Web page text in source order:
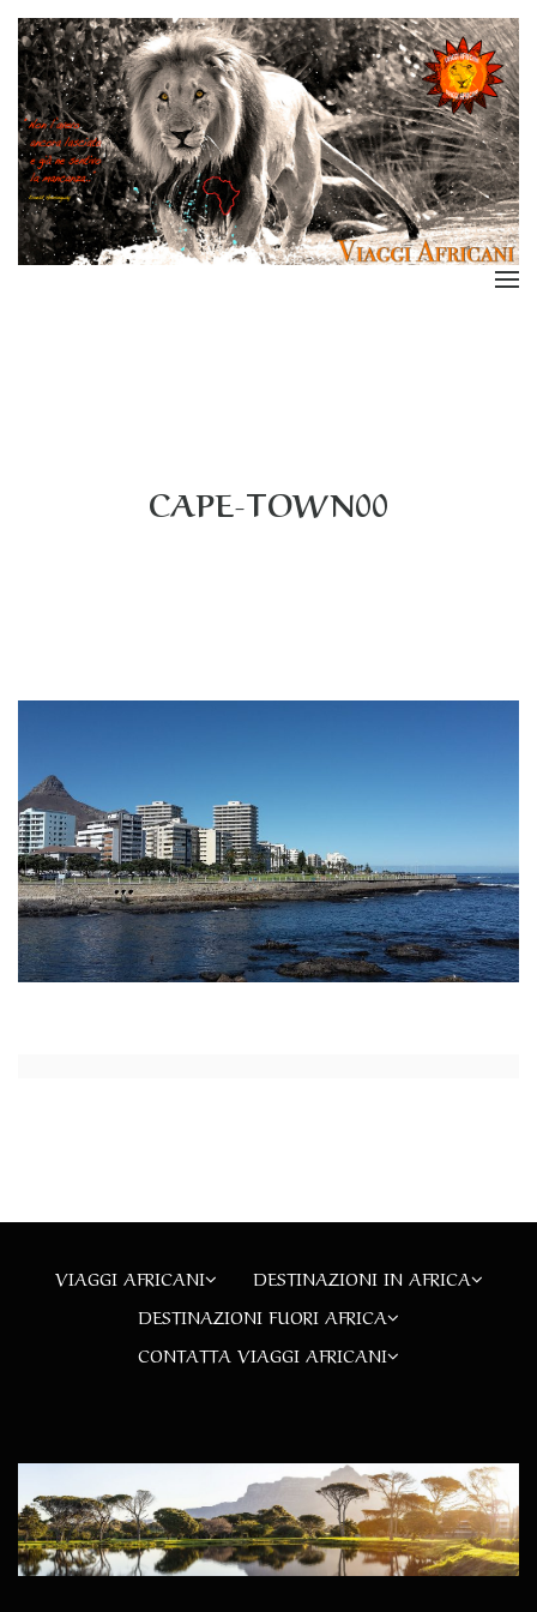
CAPE-TOWN00
VIAGGI AFRICANI
DESTINAZIONI IN AFRICA
DESTINAZIONI FUORI AFRICA
CONTATTA VIAGGI AFRICANI